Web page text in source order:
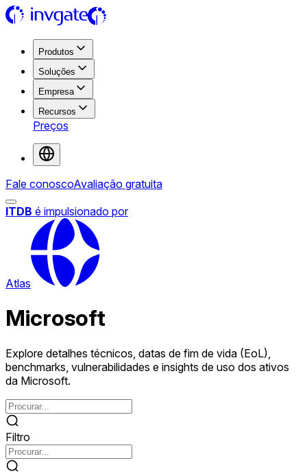
Produtos
Soluções
Empresa
Recursos
Preços
Fale conoscoAvaliação gratuita
ITDB é impulsionado por
Atlas
Microsoft
Explore detalhes técnicos, datas de fim de vida (EoL),
benchmarks, vulnerabilidades e insights de uso dos ativos
da Microsoft.
Filtro